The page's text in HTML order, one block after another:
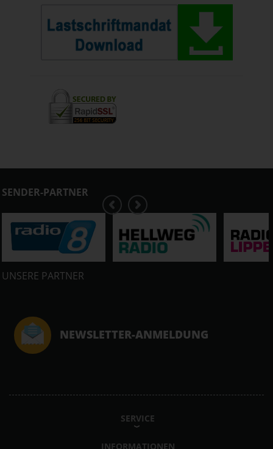
SENDER-PARTNER
UNSERE PARTNER
NEWSLETTER-ANMELDUNG
SERVICE
INFORMATIONEN